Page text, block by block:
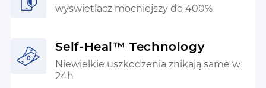
wyświetlacz mocniejszy do 400%
Self-Heal™ Technology
Niewielkie uszkodzenia znikają same w
24h